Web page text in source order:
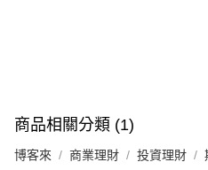
商品相關分類 (1)
博客來 商業理財 投資理財